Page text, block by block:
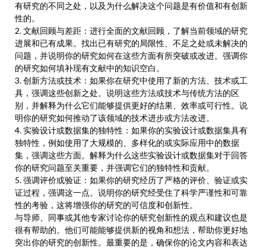
有研究的不同之处，以及为什么解决这个问题是有价值和有创新
性的。
2. 文献回顾与差距：进行全面的文献回顾，了解当前领域的研究
进展和已有成果。找出已有研究的局限性、不足之处或未解决的
问题，并说明你的研究如何在这些方面有所突破或改进。强调你
的研究如何填补现有文献中的知识空白。
3. 创新方法或技术：如果你在研究中使用了新的方法、技术或工
具，强调这些创新之处。说明这些方法或技术与传统方法的区
别，并解释为什么它们能够提供更好的结果、效率或可行性。说
明你的研究如何推动了该领域的技术进步或方法改进。
4. 实验设计或数据集的独特性：如果你的实验设计或数据集具有
独特性，例如使用了大规模的、多样化的或实际应用中的数据
集，强调这些方面。解释为什么这些实验设计或数据集对于回答
你的研究问题至关重要，并强调它们的独特性和贡献。
5. 强调评价或验证：如果你的研究经历了严格的评价、验证或实
证过程，强调这一点。说明你的研究经受住了科学严谨性和可靠
性的考验，这将增强你的研究的可信度和创新性。
与导师、同事或其他专家讨论你的研究创新性的观点和建议也是
很有帮助的。他们可能能够提供新的视角和想法，帮助你更好地
突出你的研究的创新性。最重要的是，确保你的论文内容和表达